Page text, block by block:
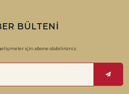
BÜLTENI
için abone olabilirsiniz.